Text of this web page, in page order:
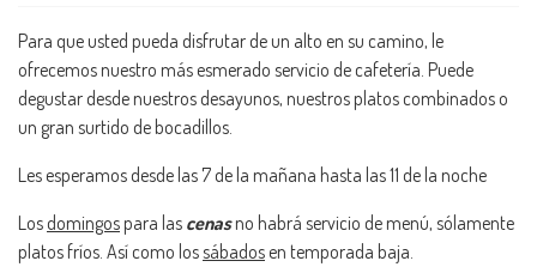
Para que usted pueda disfrutar de un alto en su camino, le
ofrecemos nuestro más esmerado servicio de cafetería. Puede
degustar desde nuestros desayunos, nuestros platos combinados o
un gran surtido de bocadillos.
Les esperamos desde las 7 de la mañana hasta las 11 de la noche
Los domingos para las cenasno habrá servicio de menú, sólamente
platos fríos. Así como lossábados en temporada baja.